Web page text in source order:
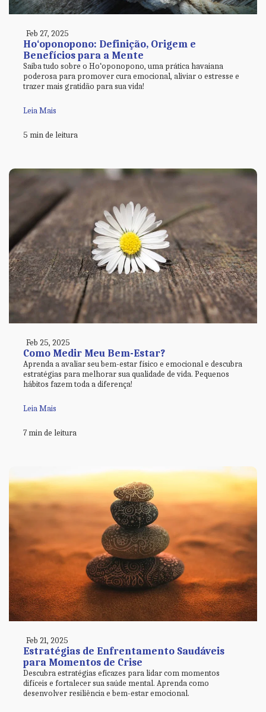
Feb 27, 2025
Ho‘oponopono: Definição, Origem e
Benefícios para a Mente
Saiba tudo sobre o Ho‘oponopono, uma prática havaiana
poderosa para promover cura emocional, aliviar o estresse e
trazer mais gratidão para sua vida!
Leia Mais
5 min de leitura
Feb 25, 2025
Como Medir Meu Bem-Estar?
Aprenda a avaliar seu bem-estar físico e emocional e descubra
estratégias para melhorar sua qualidade de vida. Pequenos
hábitos fazem toda a diferença!
Leia Mais
7 min de leitura
Feb 21, 2025
Estratégias de Enfrentamento Saudáveis
para Momentos de Crise
Descubra estratégias eficazes para lidar com momentos
difíceis e fortalecer sua saúde mental. Aprenda como
desenvolver resiliência e bem-estar emocional.